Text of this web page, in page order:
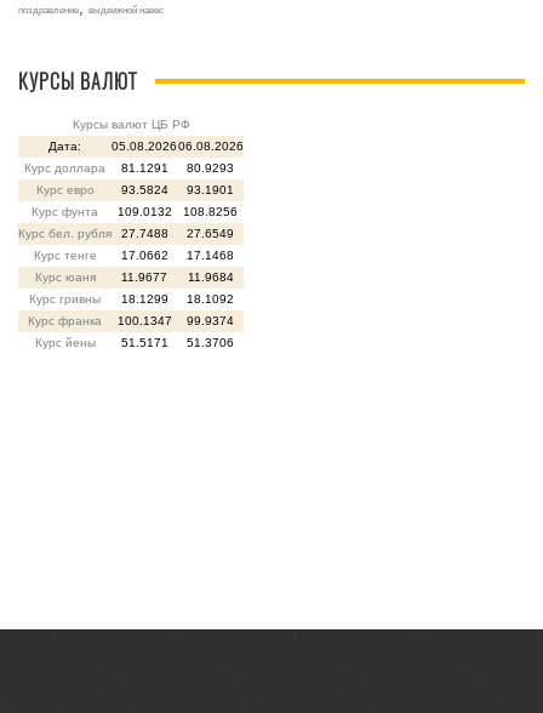
поздравление выдвижной навес
КУРСЫ ВАЛЮТ
Курсы валют ЦБ РФ
Дата:
05.08.202606.08.2026
Курс доллара
81.1291
80.9293
Курс евро
93.5824
93.1901
Курс фунта
109.0132
108.8256
Курс бел. рубля
27.7488
27.6549
Курс тенге
17.0662
17.1468
Курс юаня
11.9677
11.9684
Курс гривны
18.1299
18.1092
Курс франка
100.1347
99.9374
Курс йены
51.5171 51.3706